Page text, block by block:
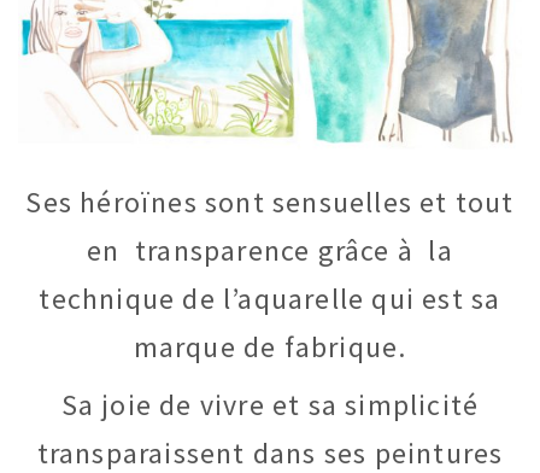
Ses héroïnes sont sensuelles et tout
en transparence grâce à la
technique de l’aquarelle qui est sa
marque de fabrique.
Sa joie de vivre et sa simplicité
transparaissent dans ses peintures